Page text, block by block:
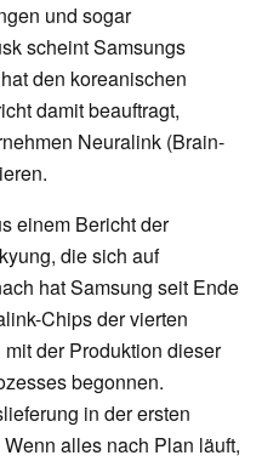
und sogar
scheint Samsungs
den koreanischen
damit beauftragt,
Neuralink (Brain-
einem Bericht der
die sich auf
hat Samsung seit Ende
Chips der vierten
der Produktion dieser
begonnen.
in der ersten
alles nach Plan läuft,